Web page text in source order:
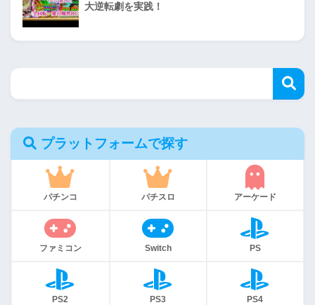
大逆転劇を実践！
プラットフォームで探す
パチンコ パチスロ アーケード
ファミコン Switch PS
PS2 PS3 PS4